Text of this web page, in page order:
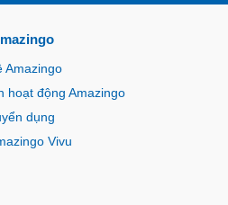
Amazingo
hoạt động Amazingo
dụng
Vivu